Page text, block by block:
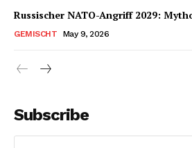
Russischer NATO-Angriff 2029:
GEMISCHT May 9, 2026
Subscribe